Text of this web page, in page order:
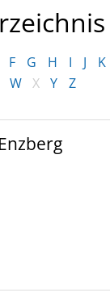
F G H I J K
W X Y Z